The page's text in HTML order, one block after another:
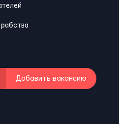
Добавить вакансию